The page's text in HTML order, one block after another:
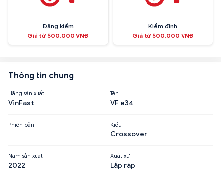
Đăng kiểm
Giá từ 500.000 VNĐ
Kiểm định
Giá từ 500.000 VNĐ
Thông tin chung
Hãng sản xuất
VinFast
Tên
VF e34
Phiên bản Kiểu
Crossover
Năm sản xuất
2022
Xuất xứ
Lắp ráp